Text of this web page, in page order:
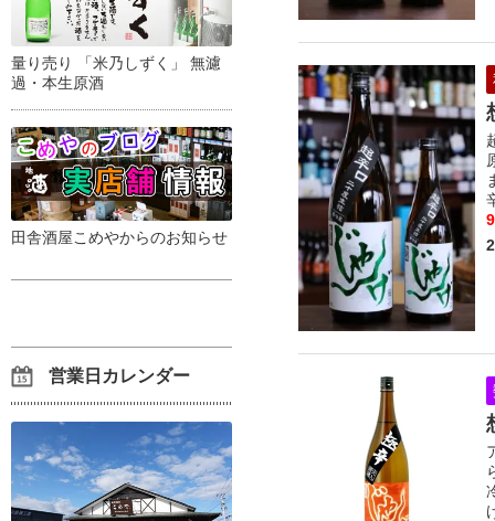
量り売り 「米乃しずく」 無濾
過・本生原酒
田舎酒屋こめやからのお知らせ
営業日カレンダー